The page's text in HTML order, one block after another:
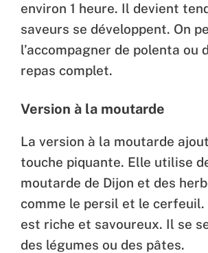
environ 1 heure. Il devient
saveurs se développent. On
l’accompagner de polenta ou
repas complet.
Version à la moutarde
La version à la moutarde
touche piquante. Elle utilise
moutarde de Dijon et des
comme le persil et le cerfeuil.
est riche et savoureux. Il se
des légumes ou des pâtes.